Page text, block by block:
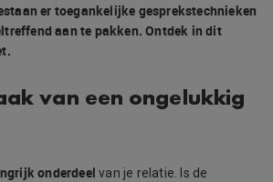
er toegankelijke gesprekstechnieken
aan te pakken. Ontdek in dit
van een ongelukkig
onderdeel van je relatie. Is de